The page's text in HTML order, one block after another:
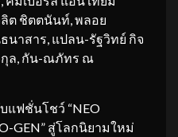
ต ชิตตนันท์, พลอย
นาสาร, แปลน-รัฐวิทย์ กิจ
กุล, กัน-ณภัทร ณ
แฟชั่นโชว์ “NEO
GEN” สู่โลกนิยามใหม่